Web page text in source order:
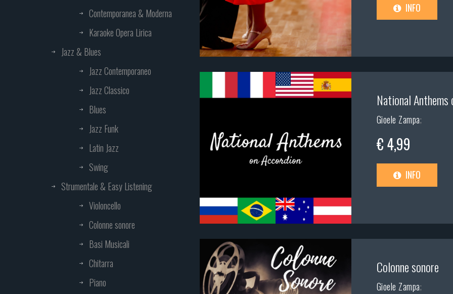
Contemporanea & Moderna
Karaoke Opera Lirica
Jazz & Blues
Jazz Contemporaneo
Jazz Classico
Blues
Jazz Funk
Latin Jazz
Swing
Strumentale & Easy Listening
Violoncello
Colonne sonore
Basi Musicali
Chitarra
Piano
INFO
National Anthems
Gioele Zampa;
€ 4,99
INFO
Colonne sonore
Gioele Zampa;